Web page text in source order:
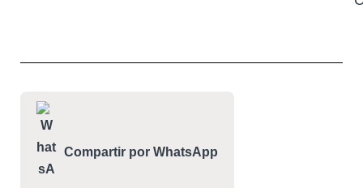
Compartir por WhatsApp